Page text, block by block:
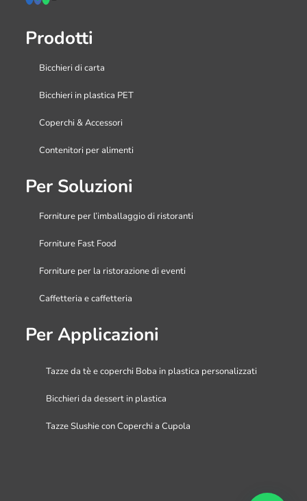
Prodotti
Bicchieri di carta
Bicchieri in plastica PET
Coperchi & Accessori
Contenitori per alimenti
Per Soluzioni
Forniture per l’imballaggio di ristoranti
Forniture Fast Food
Forniture per la ristorazione di eventi
Caffetteria e caffetteria
Per Applicazioni
Tazze da tè e coperchi Boba in plastica personalizzati
Bicchieri da dessert in plastica
Tazze Slushie con Coperchi a Cupola